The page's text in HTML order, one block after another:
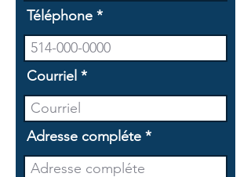
Téléphone
Courriel
Adresse compléte